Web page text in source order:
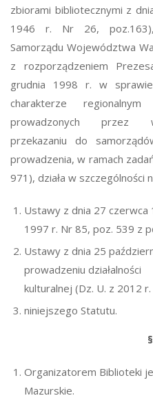
zbiorami bibliotecznymi z
1946 r. Nr 26,
Samorządu Województwa
z rozporządzeniem
grudnia 1998 r. w
charakterze
prowadzonych przez
przekazaniu do
prowadzenia, w ramach
971), działa w szczególności
Ustawy z dnia 27 czerwca
1997 r. Nr 85, poz. 539 z
Ustawy z dnia 25
prowadzeniu działalności
kulturalnej (Dz. U. z 2012
niniejszego Statutu.
Organizatorem Biblioteki
Mazurskie.